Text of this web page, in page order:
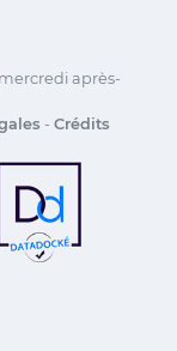
après-
- Crédits